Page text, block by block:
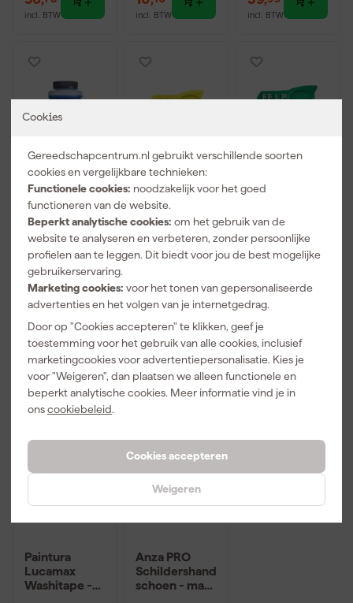
Cookies
Gereedschapcentrum.nl gebruikt verschillende soorten
cookies en vergelijkbare technieken:
Functionele cookies: noodzakelijk voor het goed
functioneren van de website.
Beperkt analytische cookies: om het gebruik van de
website te analyseren en verbeteren, zonder persoonlijke
profielen aan te leggen. Dit biedt voor jou de best mogelijke
gebruikerservaring.
Marketing cookies: voor het tonen van gepersonaliseerde
advertenties en het volgen van je internetgedrag.
Door op "Cookies accepteren" te klikken, geef je
toestemming voor het gebruik van alle cookies, inclusief
marketingcookies voor advertentiepersonalisatie. Kies je
voor "Weigeren", dan plaatsen we alleen functionele en
beperkt analytische cookies. Meer informatie vind je in
onscookiebeleid.
Cookies accepteren
Weigeren
incl. BTW incl. BTW incl. BTW
Graco Pump
Armor
vloeibare
bescherming
- 0,95L
Morgen
bezorgd
39,99
incl. BTW
Graco RAC X
SwitchTip
LP519
Morgen
Adviesprijs 124,63
42,50
incl. BTW
SwitchTip
FFLP210
Morgen
Adviesprijs
42,50
incl. BTW
Paintura
Lucamax
Washitape -
Anza PRO
Schildershand
schoen - maat